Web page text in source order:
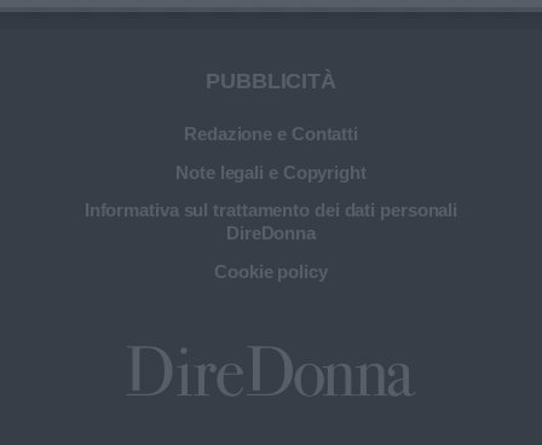
PUBBLICITÀ
Redazione e Contatti
Note legali e Copyright
Informativa sul trattamento dei dati personali
DireDonna
Cookie policy